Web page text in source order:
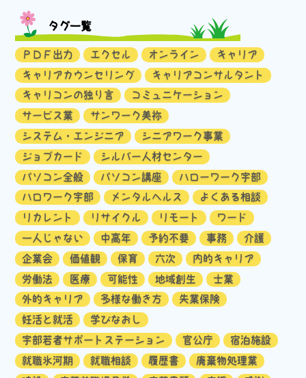
タグ一覧
ＰＤＦ出力 エクセル オンライン
キャリア
キャリアカウンセリング
キャリアコンサルタント
キャリコンの独り言
コミュニケーション
サービス業
サンワーク美祢
システム・エンジニア
シニアワーク事業
ジョブカード
シルバー人材センター
パソコン全般
パソコン講座
ハローワーク宇部
ハロワーク宇部
メンタルヘルス
よくある相談
リカレント
リサイクル リモート
ワード
一人じゃない
中高年 予約不要 事務
介護
企業会
価値観 保育 六次
内的キャリア
労働法
医療 可能性 地域創生
士業
外的キャリア
多様な働き方
失業保険
妊活と就活
学びなおし
宇部若者サポートステーション
官公庁
宿泊施設
就職氷河期
就職相談 履歴書
廃棄物処理業